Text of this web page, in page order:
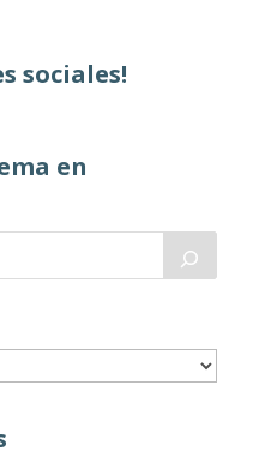
sociales!
en